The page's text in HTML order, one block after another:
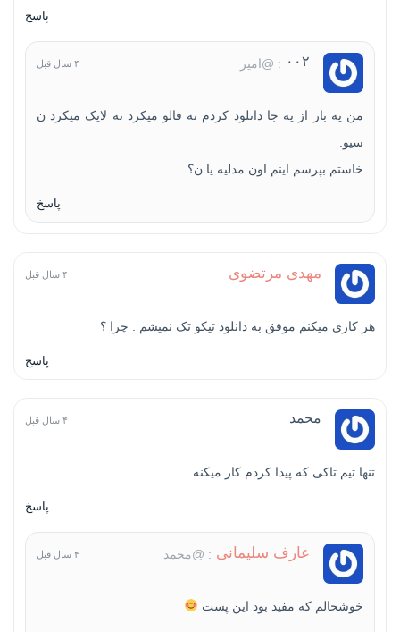
پاسخ
۰۰۲ : @امیر ۴ سال قبل
من یه بار از یه جا دانلود کردم نه فالو میکرد نه لایک میکرد ن
سیو.
خاستم بپرسم اینم اون مدلیه یا ن؟
پاسخ
مهدی مرتضوی ۴ سال قبل
هر کاری میکنم موفق به دانلود تیکو تک نمیشم . چرا ؟
پاسخ
محمد ۴ سال قبل
تنها تیم تاکی که پیدا کردم کار میکنه
پاسخ
عارف سلیمانی : @محمد ۴ سال قبل
خوشحالم که مفید بود این پست